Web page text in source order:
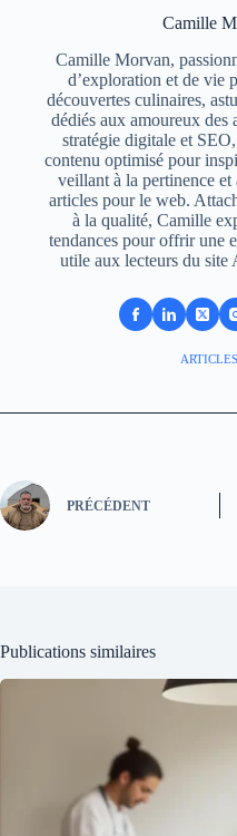
Camille
Camille Morvan,
d’exploration et de vie
découvertes culinaires,
dédiés aux amoureux des
stratégie digitale et
contenu optimisé pour
veillant à la pertinence et
articles pour le web.
à la qualité, Camille
tendances pour offrir une
utile aux lecteurs du site
PRÉCÉDENT
Publications similaires